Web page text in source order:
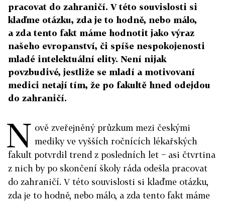
pracovat do zahraničí. V této souvislosti si
klaďme otázku, zda je to hodně, nebo málo,
a zda tento fakt máme hodnotit jako výraz
našeho evropanství, či spíše nespokojenosti
mladé intelektuální elity. Není nijak
povzbudivé, jestliže se mladí a motivovaní
medici netají tím, že po fakultě hned odejdou
do zahraničí.
N ově zveřejněný průzkum mezi českými
mediky ve vyšších ročnících lékařských
fakult potvrdil trend z posledních let − asi čtvrtina
z nich by po skončení školy ráda odešla pracovat
do zahraničí. V této souvislosti si klaďme otázku,
zda je to hodně, nebo málo, a zda tento fakt máme